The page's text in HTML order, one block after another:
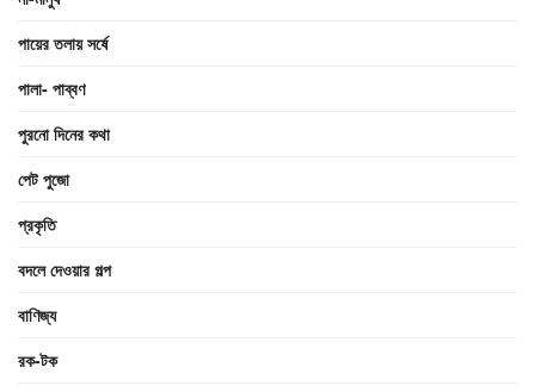
পায়ের তলায় সর্ষে
পালা- পাব্বণ
পুরনো দিনের কথা
পেট পুজো
প্রকৃতি
বদলে দেওয়ার গল্প
বাণিজ্য
রক-টক